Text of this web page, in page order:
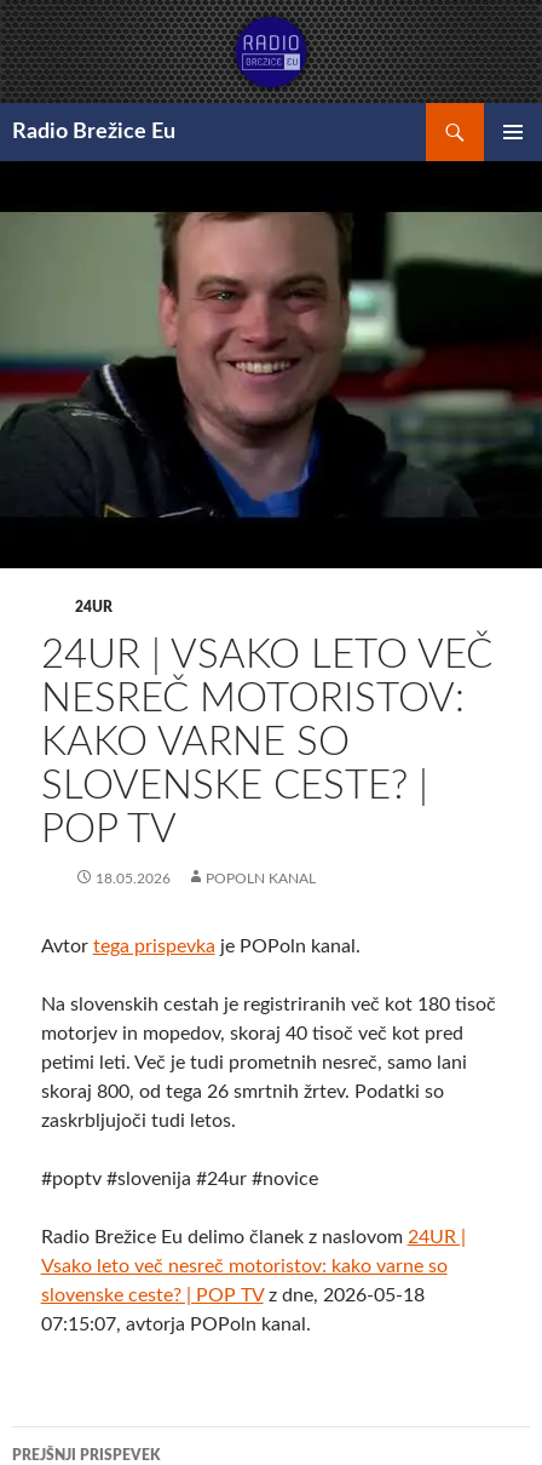
Preskoči
na
vsebino
Radio Brežice Eu
24UR
24UR | VSAKO LETO VEČ
NESREČ MOTORISTOV:
KAKO VARNE SO
SLOVENSKE CESTE? |
POP TV
18.05.2026 POPOLN KANAL
Avtor tega prispevka je POPoln kanal.
Na slovenskih cestah je registriranih več kot 180 tisoč
motorjev in mopedov, skoraj 40 tisoč več kot pred
petimi leti. Več je tudi prometnih nesreč, samo lani
skoraj 800, od tega 26 smrtnih žrtev. Podatki so
zaskrbljujoči tudi letos.
#poptv #slovenija #24ur #novice
Radio Brežice Eu delimo članek z naslovom 24UR |
Vsako leto več nesreč motoristov: kako varne so
slovenske ceste? | POP TVz dne, 2026-05-18
07:15:07, avtorja POPoln kanal.
Krmarjenje
PREJŠNJI PRISPEVEK